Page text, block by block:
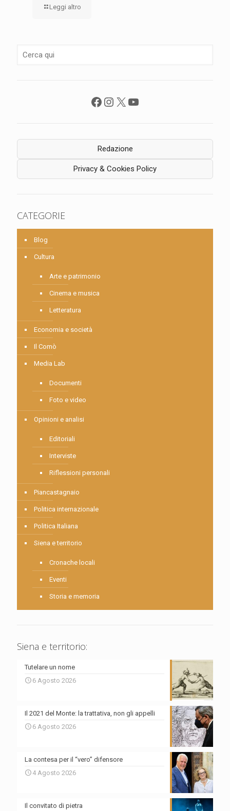
Leggi altro
Facebook
Instagram
X YouTube
Redazione
Privacy & Cookies Policy
CATEGORIE
Blog
Cultura
Arte e patrimonio
Cinema e musica
Letteratura
Economia e società
Il Comò
Media Lab
Documenti
Foto e video
Opinioni e analisi
Editoriali
Interviste
Riflessioni personali
Piancastagnaio
Politica internazionale
Politica Italiana
Siena e territorio
Cronache locali
Eventi
Storia e memoria
Siena e territorio:
Tutelare un nome
6 Agosto 2026
Il 2021 del Monte: la trattativa, non gli appelli
6 Agosto 2026
La contesa per il “vero” difensore
4 Agosto 2026
Il convitato di pietra